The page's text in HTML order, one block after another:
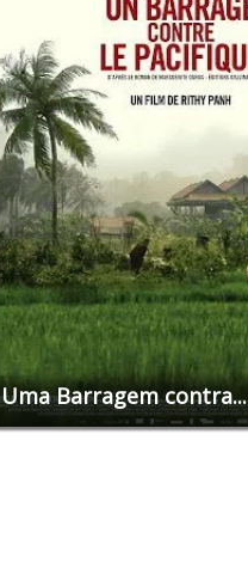
Uma Barragem contra...